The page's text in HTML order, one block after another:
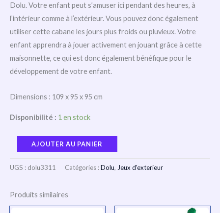
Dolu. Votre enfant peut s’amuser ici pendant des heures, à
l’intérieur comme à l’extérieur. Vous pouvez donc également
utiliser cette cabane les jours plus froids ou pluvieux. Votre
enfant apprendra à jouer activement en jouant grâce à cette
maisonnette, ce qui est donc également bénéfique pour le
développement de votre enfant.
Dimensions : 109 x 95 x 95 cm
Disponibilité : 1 en stock
AJOUTER AU PANIER
UGS : dolu3311 Catégories :Dolu, Jeux d'exterieur
Produits similaires